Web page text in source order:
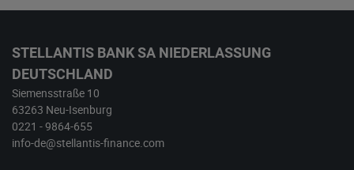
STELLANTIS BANK SA NIEDERLASSUNG
DEUTSCHLAND
Siemensstraße 10
63263 Neu-Isenburg
0221 - 9864-655
info-de@stellantis-finance.com